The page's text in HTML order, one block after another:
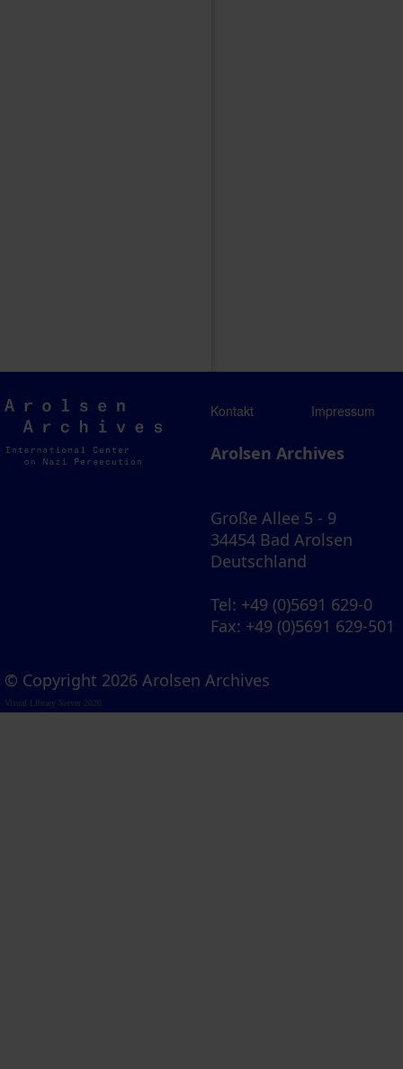
Arolsen
Archives
Kontakt Impressum
Arolsen Archives
Große Allee 5 - 9
34454 Bad Arolsen
Deutschland
Tel: +49 (0)5691 629-0
Fax: +49 (0)5691 629-501
© Copyright 2026 Arolsen Archives
Visual Library Server 2026